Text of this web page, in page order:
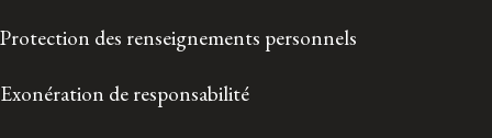
Protection des renseignements personnels
Exonération de responsabilité